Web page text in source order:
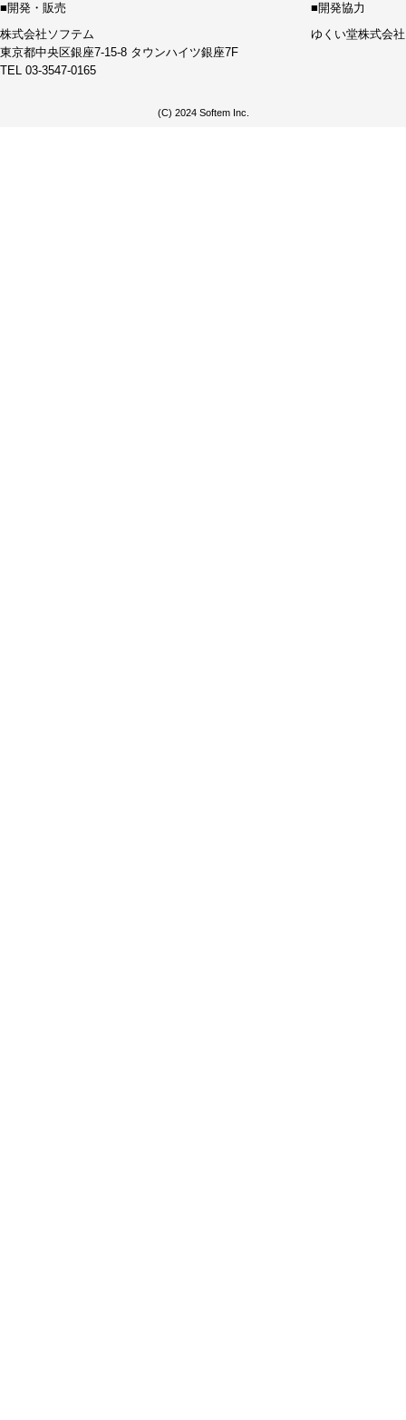
■開発・販売
株式会社ソフテム
東京都中央区銀座7-15-8 タウンハイツ銀座7F
TEL 03-3547-0165
■開発協力
ゆくい堂株式会社
(C) 2024 Softem Inc.